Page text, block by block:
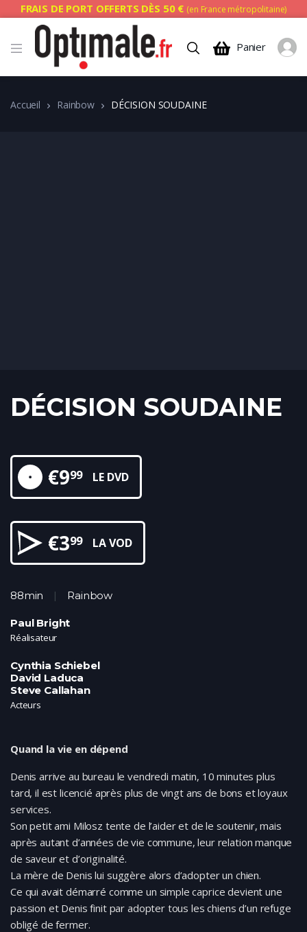
FRAIS DE PORT OFFERTS DÈS 50 € (en France métropolitaine)
Panier
Accueil Rainbow DÉCISION SOUDAINE
DÉCISION SOUDAINE
€999 LE DVD
€399 LA VOD
88min Rainbow
Paul Bright
Réalisateur
Cynthia Schiebel
David Laduca
Steve Callahan
Acteurs
Quand la vie en dépend
Denis arrive au bureau le vendredi matin, 10 minutes plus
tard, il est licencié après plus de vingt ans de bons et loyaux
services.
Son petit ami Milosz tente de l’aider et de le soutenir, mais
après autant d’années de vie commune, leur relation manque
de saveur et d’originalité.
La mère de Denis lui suggère alors d’adopter un chien.
Ce qui avait démarré comme un simple caprice devient une
passion et Denis finit par adopter tous les chiens d’un refuge
obligé de fermer.